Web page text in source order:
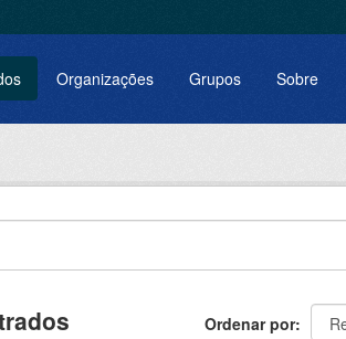
Organizações Grupos Sobre
Ordenar por